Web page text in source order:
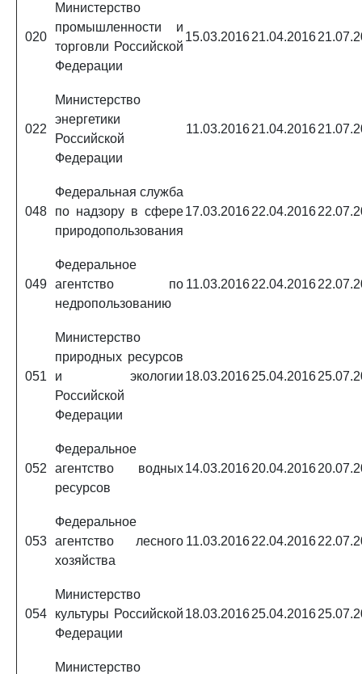
020
Министерство
промышленности и
торговли Российской
Федерации
15.03.201621.04.2016
022
Министерство
энергетики
Российской
Федерации
11.03.2016 21.04.2016
048
Федеральная служба
по надзору в сфере
природопользования
17.03.201622.04.2016
049
Федеральное
агентство по
недропользованию
11.03.2016 22.04.2016
051
Министерство
природных ресурсов
и экологии
Российской
Федерации
18.03.201625.04.2016
052
Федеральное
агентство водных
ресурсов
14.03.201620.04.2016
053
Федеральное
агентство лесного
хозяйства
11.03.2016 22.04.2016
054
Министерство
культуры Российской
Федерации
18.03.201625.04.2016
Министерство